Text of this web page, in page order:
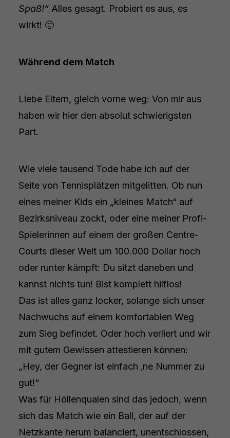
Spaß!“Alles gesagt. Probiert es aus, es
wirkt! 🙂
Während dem Match
Liebe Eltern, gleich vorne weg: Von mir aus
haben wir hier den absolut schwierigsten
Part.
Wie viele tausend Tode habe ich auf der
Seite von Tennisplätzen mitgelitten. Ob nun
eines meiner Kids ein „kleines Match“ auf
Bezirksniveau zockt, oder eine meiner Profi-
Spielerinnen auf einem der großen Centre-
Courts dieser Welt um 100.000 Dollar hoch
oder runter kämpft: Du sitzt daneben und
kannst nichts tun! Bist komplett hilflos!
Das ist alles ganz locker, solange sich unser
Nachwuchs auf einem komfortablen Weg
zum Sieg befindet. Oder hoch verliert und wir
mit gutem Gewissen attestieren können:
„Hey, der Gegner ist einfach ‚ne Nummer zu
gut!“
Was für Höllenqualen sind das jedoch, wenn
sich das Match wie ein Ball, der auf der
Netzkante herum balanciert, unentschlossen,